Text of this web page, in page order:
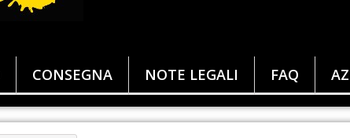
CONSEGNA NOTE LEGALI FAQ